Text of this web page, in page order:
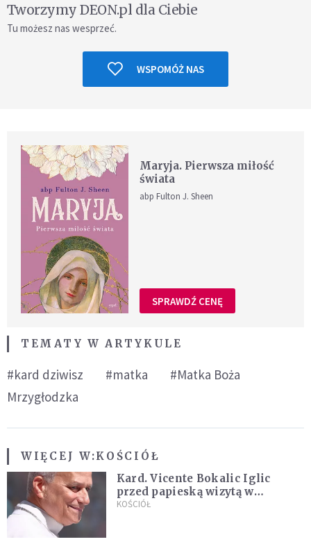
Tworzymy DEON.pl dla Ciebie
Tu możesz nas wesprzeć.
WSPOMÓŻ NAS
Maryja. Pierwsza miłość
świata
abp Fulton J. Sheen
SPRAWDŹ CENĘ
TEMATY W ARTYKULE
#kard dziwisz #matka
#Matka Boża
Mrzygłodzka
WIĘCEJ W:KOŚCIÓŁ
Kard. Vicente Bokalic Iglic
przed papieską wizytą w
Argentynie: Nasz pokorny lud
KOŚCIÓŁ